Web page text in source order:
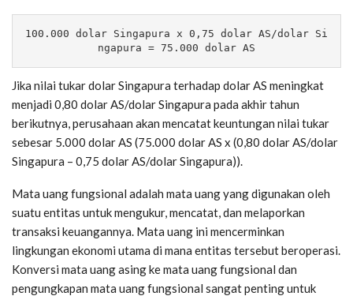
100.000 dolar Singapura x 0,75 dolar AS/dolar Si
ngapura = 75.000
Jika nilai tukar dolar Singapura terhadap dolar AS meningkat
menjadi 0,80 dolar AS/dolar Singapura pada akhir tahun
berikutnya, perusahaan akan mencatat keuntungan nilai tukar
sebesar 5.000 dolar AS (75.000 dolar AS x (0,80 dolar AS/dolar
Singapura – 0,75 dolar AS/dolar Singapura)).
Mata uang fungsional adalah mata uang yang digunakan oleh
suatu entitas untuk mengukur, mencatat, dan melaporkan
transaksi keuangannya. Mata uang ini mencerminkan
lingkungan ekonomi utama di mana entitas tersebut beroperasi.
Konversi mata uang asing ke mata uang fungsional dan
pengungkapan mata uang fungsional sangat penting untuk